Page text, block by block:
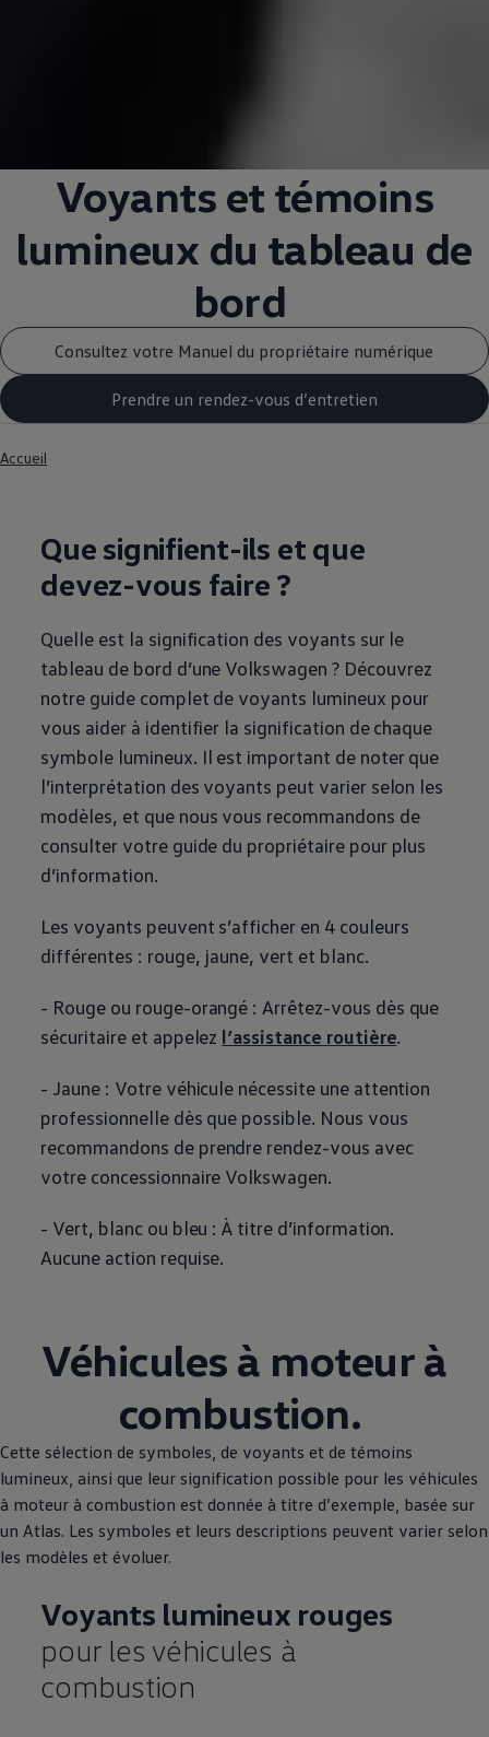
Voyants et témoins
lumineux du tableau de
bord
Consultez votre Manuel du propriétaire numérique
Prendre un rendez-vous d’entretien
Accueil
Que signifient-ils et que
devez-vous faire ?
Quelle est la signification des voyants sur le
tableau de bord d’une Volkswagen ? Découvrez
notre guide complet de voyants lumineux pour
vous aider à identifier la signification de chaque
symbole lumineux. Il est important de noter que
l’interprétation des voyants peut varier selon les
modèles, et que nous vous recommandons de
consulter votre guide du propriétaire pour plus
d’information.
Les voyants peuvent s’afficher en 4 couleurs
différentes : rouge, jaune, vert et blanc.
- Rouge ou rouge-orangé : Arrêtez-vous dès que
sécuritaire et appelez l’assistance routière.
- Jaune : Votre véhicule nécessite une attention
professionnelle dès que possible. Nous vous
recommandons de prendre rendez-vous avec
votre concessionnaire Volkswagen.
- Vert, blanc ou bleu : À titre d’information.
Aucune action requise.
Véhicules à moteur à
combustion.
Cette sélection de symboles, de voyants et de témoins
lumineux, ainsi que leur signification possible pour les véhicules
à moteur à combustion est donnée à titre d’exemple, basée sur
un Atlas. Les symboles et leurs descriptions peuvent varier selon
les modèles et évoluer.
Voyants lumineux rouges
pour les véhicules à
combustion